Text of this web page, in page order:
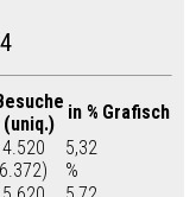
(uniq.)
in % Grafisch
5,32
%